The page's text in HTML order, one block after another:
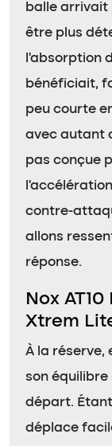
balle arrivait
être plus
l’absorption
bénéficiait,
peu courte
avec autant
pas conçue
contre-
allons
réponse.
Nox
Xtrem
À la réserve,
son
départ.
déplace